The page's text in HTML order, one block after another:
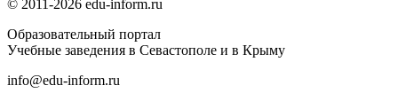
© 2011-2026 edu-inform.ru
Образовательный портал
Учебные заведения в Севастополе и в Крыму
info@edu-inform.ru